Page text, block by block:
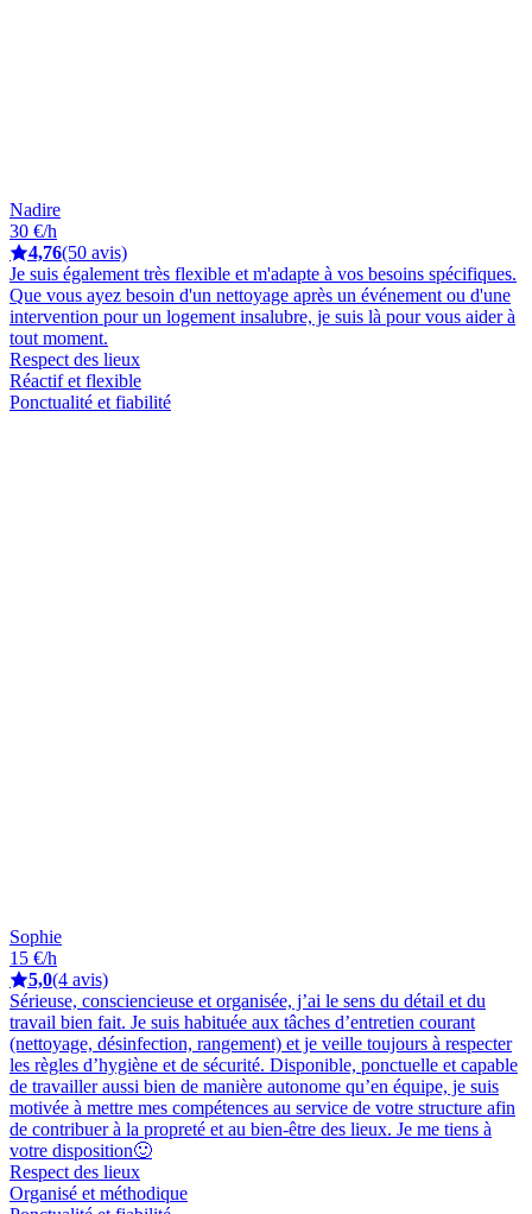
Nadire
30 €/h
4,76(50 avis)
Je suis également très flexible et m'adapte à vos besoins spécifiques.
Que vous ayez besoin d'un nettoyage après un événement ou d'une
intervention pour un logement insalubre, je suis là pour vous aider à
tout moment.
Respect des lieux
Réactif et flexible
Ponctualité et fiabilité
Sophie
15 €/h
5,0(4 avis)
Sérieuse, consciencieuse et organisée, j’ai le sens du détail et du
travail bien fait. Je suis habituée aux tâches d’entretien courant
(nettoyage, désinfection, rangement) et je veille toujours à respecter
les règles d’hygiène et de sécurité. Disponible, ponctuelle et capable
de travailler aussi bien de manière autonome qu’en équipe, je suis
motivée à mettre mes compétences au service de votre structure afin
de contribuer à la propreté et au bien-être des lieux. Je me tiens à
votre disposition🙂
Respect des lieux
Organisé et méthodique